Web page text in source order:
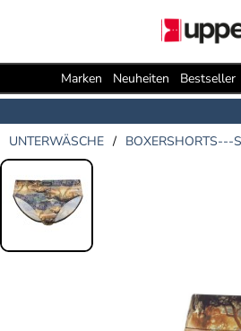
Marken Neuheiten Bestseller
UNTERWÄSCHE / BOXERSHORTS---